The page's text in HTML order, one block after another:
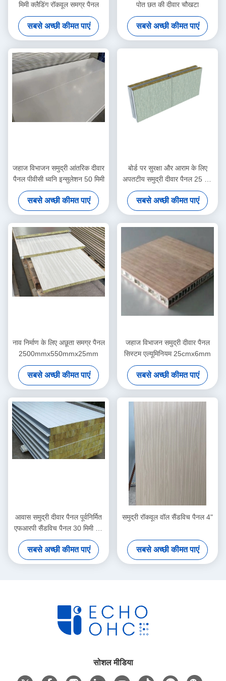
मिमी क्लैडिंग रॉकवूल समग्र पैनल
सबसे अच्छी कीमत पाएं
पोत छत की दीवार चौखटा
सबसे अच्छी कीमत पाएं
जहाज विभाजन समुद्री आंतरिक दीवार
पैनल पीवीसी ध्वनि इन्सुलेशन 50 मिमी
सबसे अच्छी कीमत पाएं
बोर्ड पर सुरक्षा और आराम के लिए
अपतटीय समुद्री दीवार पैनल 25 25
25 मिमी
सबसे अच्छी कीमत पाएं
नाव निर्माण के लिए अछूता समग्र पैनल
2500mmx550mmx25mm
सबसे अच्छी कीमत पाएं
जहाज विभाजन समुद्री दीवार पैनल
सिस्टम एल्यूमिनियम 25cmx6mm
सबसे अच्छी कीमत पाएं
आवास समुद्री दीवार पैनल पूर्वनिर्मित
एफआरपी सैंडविच पैनल 30 मिमी 40
मिमी
सबसे अच्छी कीमत पाएं
समुद्री रॉकवूल वॉल सैंडविच पैनल 4"
सबसे अच्छी कीमत पाएं
सोशल मीडिया